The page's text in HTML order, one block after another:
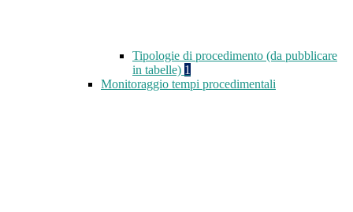
Tipologie di procedimento (da pubblicare
in tabelle) 1
Monitoraggio tempi procedimentali